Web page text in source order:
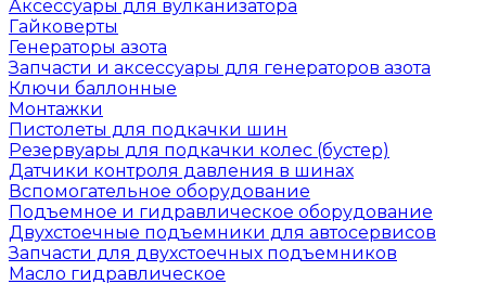
Аксессуары для вулканизатора
Гайковерты
Генераторы азота
Запчасти и аксессуары для генераторов азота
Ключи баллонные
Монтажки
Пистолеты для подкачки шин
Резервуары для подкачки колес (бустер)
Датчики контроля давления в шинах
Вспомогательное оборудование
Подъемное и гидравлическое оборудование
Двухстоечные подъемники для автосервисов
Запчасти для двухстоечных подъемников
Масло гидравлическое